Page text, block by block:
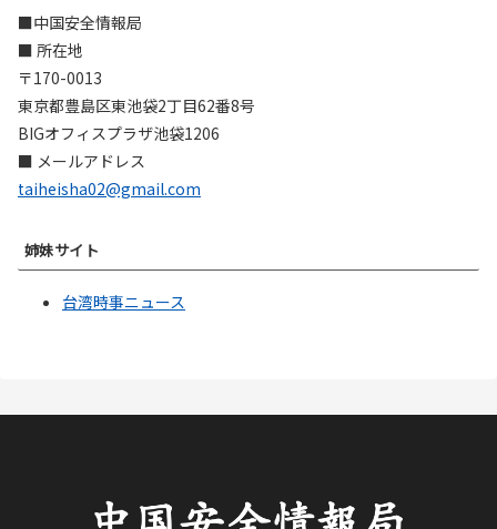
■中国安全情報局
■ 所在地
〒170-0013
東京都豊島区東池袋2丁目62番8号
BIGオフィスプラザ池袋1206
■ メールアドレス
taiheisha02@gmail.com
姉妹サイト
台湾時事ニュース